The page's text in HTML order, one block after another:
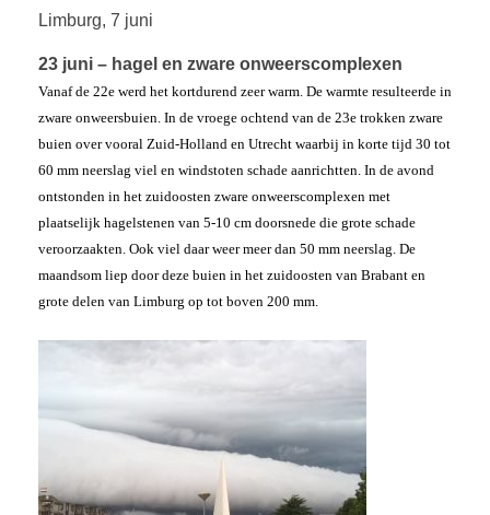
Limburg, 7 juni
23 juni – hagel en zware onweerscomplexen
Vanaf de 22e werd het kortdurend zeer warm. De warmte resulteerde in
zware onweersbuien. In de vroege ochtend van de 23e trokken zware
buien over vooral Zuid-Holland en Utrecht waarbij in korte tijd 30 tot
60 mm neerslag viel en windstoten schade aanrichtten. In de avond
ontstonden in het zuidoosten zware onweerscomplexen met
plaatselijk hagelstenen van 5-10 cm doorsnede die grote schade
veroorzaakten. Ook viel daar weer meer dan 50 mm neerslag. De
maandsom liep door deze buien in het zuidoosten van Brabant en
grote delen van Limburg op tot boven 200 mm.